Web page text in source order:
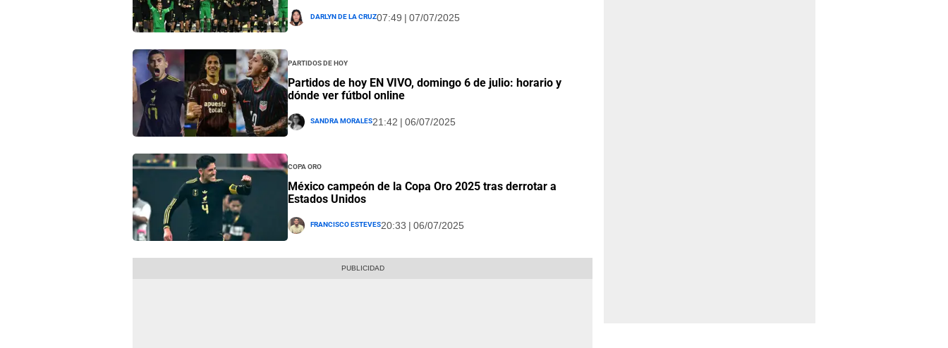
Darlyn De La Cruz07:49 | 07/07/2025
Partidos de Hoy
Partidos de hoy EN VIVO, domingo 6 de julio: horario y
dónde ver fútbol online
Sandra Morales21:42 | 06/07/2025
Copa Oro
México campeón de la Copa Oro 2025 tras derrotar a
Estados Unidos
Francisco Esteves20:33 | 06/07/2025